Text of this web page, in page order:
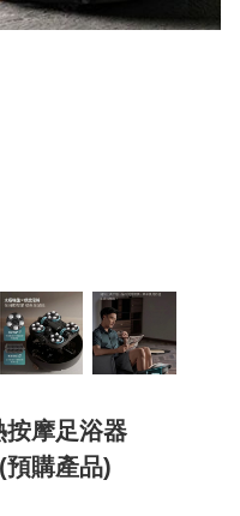
摩足浴器
預購產品)